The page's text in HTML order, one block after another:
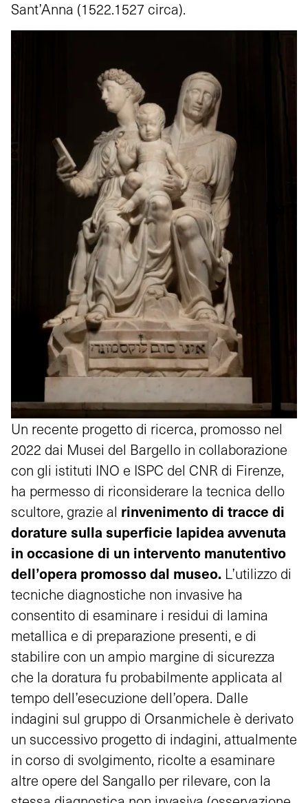
Sant’Anna (1522.1527 circa).
Un recente progetto di ricerca, promosso nel
2022 dai Musei del Bargello in collaborazione
con gli istituti INO e ISPC del CNR di Firenze,
ha permesso di riconsiderare la tecnica dello
scultore, grazie al rinvenimento di tracce di
dorature sulla superficie lapidea avvenuta
in occasione di un intervento manutentivo
dell’opera promosso dal museo. L’utilizzo di
tecniche diagnostiche non invasive ha
consentito di esaminare i residui di lamina
metallica e di preparazione presenti, e di
stabilire con un ampio margine di sicurezza
che la doratura fu probabilmente applicata al
tempo dell’esecuzione dell’opera. Dalle
indagini sul gruppo di Orsanmichele è derivato
un successivo progetto di indagini, attualmente
in corso di svolgimento, ricolte a esaminare
altre opere del Sangallo per rilevare, con la